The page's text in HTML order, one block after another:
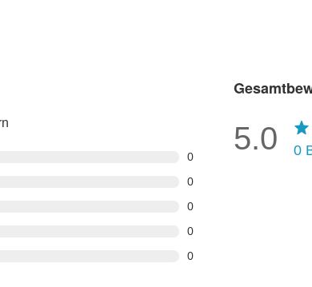
0
0
0
0
0
5.0 0